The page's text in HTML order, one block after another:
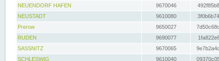
NEUENDORF HAFEN
9670046
NEUSTADT
9610080
Prerow
9650027
RUDEN
9690077
SASSNITZ
9670065
SCHLESWIG
9610040